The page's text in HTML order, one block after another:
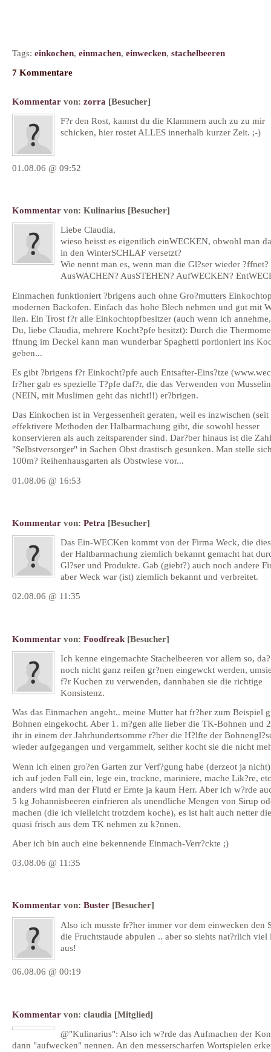
Tags: einkochen, einmachen, einwecken, stachelbeeren
7 Kommentare
Kommentar von: zorra [Besucher]
F?r den Rost, kannst du die Klammern auch zu zu mir
schicken, hier rostet ALLES innerhalb kurzer Zeit. ;-)
01.08.06 @ 09:52
Kommentar von: Kulinarius [Besucher]
Liebe Claudia,
wieso heisst es eigentlich einWECKEN, obwohl man
in den WinterSCHLAF versetzt?
Wie nennt man es, wenn man die Gl?ser wieder ?ffnet?
AusWACHEN? AusSTEHEN? AufWECKEN?
Einmachen funktioniert ?brigens auch ohne Gro?mutters
modernen Backofen. Einfach das hohe Blech nehmen und gut mit
llen. Ein Trost f?r alle Einkochtopfbesitzer (auch wenn ich
Du, liebe Claudia, mehrere Kocht?pfe besitzt): Durch die
ffnung im Deckel kann man wunderbar Spaghetti portioniert ins
geben...
Es gibt ?brigens f?r Einkocht?pfe auch Entsafter-Eins?tze
fr?her gab es spezielle T?pfe daf?r, die das Verwenden von
(NEIN, mit Muslimen geht das nicht!!) er?brigen.
Das Einkochen ist in Vergessenheit geraten, weil es inzwischen
effektivere Methoden der Halbarmachung gibt, die sowohl besser
konservieren als auch zeitsparender sind. Dar?ber hinaus ist die
"Selbstversorger" in Sachen Obst drastisch gesunken. Man stelle
100m? Reihenhausgarten als Obstwiese vor...
01.08.06 @ 16:53
Kommentar von: Petra [Besucher]
Das Ein-WECKen kommt von der Firma Weck, die
der Haltbarmachung ziemlich bekannt gemacht hat
Gl?ser und Produkte. Gab (giebt?) auch noch andere
aber Weck war (ist) ziemlich bekannt und verbreitet.
02.08.06 @ 11:35
Kommentar von: Foodfreak [Besucher]
Ich kenne eingemachte Stachelbeeren vor allem so,
noch nicht ganz reifen gr?nen eingewckt werden,
f?r Kuchen zu verwenden, dannhaben sie die richtige
Konsistenz.
Was das Einmachen angeht.. meine Mutter hat fr?her zum Beispiel
Bohnen eingekocht. Aber 1. m?gen alle lieber die TK-Bohnen und
ihr in einem der Jahrhundertsomme r?ber die H?lfte der
wieder aufgegangen und vergammelt, seither kocht sie die nicht
Wenn ich einen gro?en Garten zur Verf?gung habe (derzeot ja
ich auf jeden Fall ein, lege ein, trockne, mariniere, mache Lik?re,
anders wird man der Flutd er Ernte ja kaum Herr. Aber ich w?rde
5 kg Johannisbeeren einfrieren als unendliche Mengen von Sirup
machen (die ich vielleicht trotzdem koche), es ist halt auch netter
quasi frisch aus dem TK nehmen zu k?nnen.
Aber ich bin auch eine bekennende Einmach-Verr?ckte ;)
03.08.06 @ 11:35
Kommentar von: Buster [Besucher]
Also ich musste fr?her immer vor dem einwecken den
die Fruchtstaude abpulen .. aber so siehts nat?rlich viel
aus!
06.08.06 @ 00:19
Kommentar von: claudia [Mitglied]
@"Kulinarius": Also ich w?rde das Aufmachen der
dann "aufwecken" nennen. An den messerscharfen Wortspielen